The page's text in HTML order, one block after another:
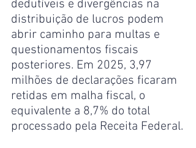
dedutíveis e divergências na
distribuição de lucros podem
abrir caminho para multas e
questionamentos fiscais
posteriores. Em 2025, 3,97
milhões de declarações ficaram
retidas em malha fiscal, o
equivalente a 8,7% do total
processado pela Receita Federal.